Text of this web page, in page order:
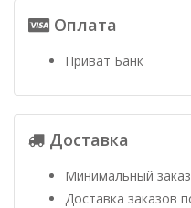
Оплата
Приват Банк
Доставка
Минимальный
Доставка заказов